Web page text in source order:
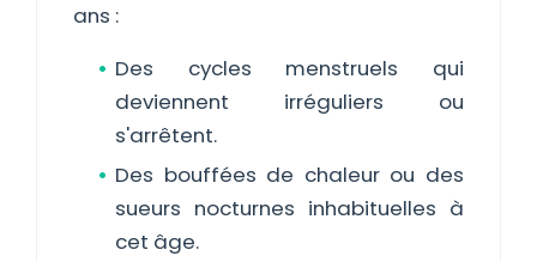
ans :
Des cycles menstruels qui
deviennent irréguliers ou
s'arrêtent.
Des bouffées de chaleur ou des
sueurs nocturnes inhabituelles à
cet âge.